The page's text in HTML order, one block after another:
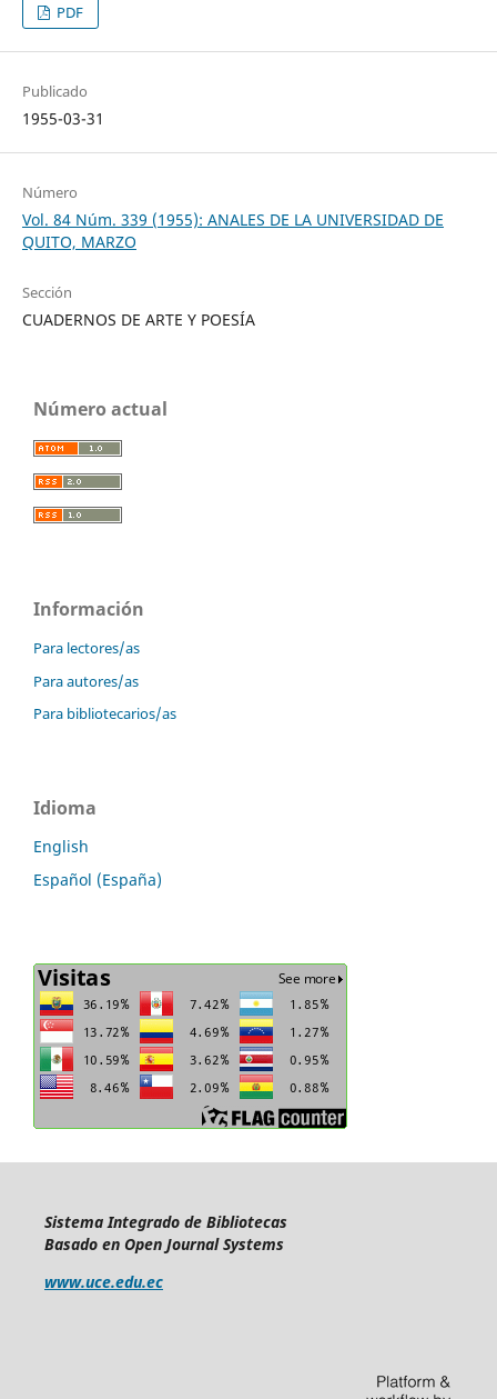
PDF
Publicado
1955-03-31
Número
Vol. 84 Núm. 339 (1955): ANALES DE LA UNIVERSIDAD DE
QUITO, MARZO
Sección
CUADERNOS DE ARTE Y POESÍA
Número actual
Información
Para lectores/as
Para autores/as
Para bibliotecarios/as
Idioma
English
Español (España)
Sistema Integrado de Bibliotecas
Basado en Open Journal Systems
www.uce.edu.ec